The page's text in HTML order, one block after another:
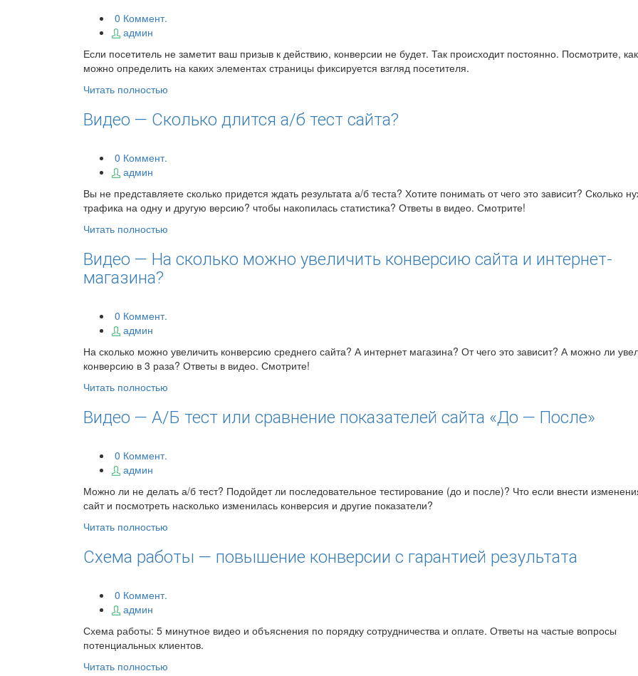
0 Коммент.
админ
Если посетитель не заметит ваш призыв к действию, конверсии не будет. Так происходит постоянно. Посмотрите, как
можно определить на каких элементах страницы фиксируется взгляд посетителя.
Читать полностью
Видео — Сколько длится а/б тест сайта?
0 Коммент.
админ
Вы не представляете сколько придется ждать результата а/б теста? Хотите понимать от чего это зависит? Сколько
трафика на одну и другую версию? чтобы накопилась статистика? Ответы в видео. Смотрите!
Читать полностью
Видео — На сколько можно увеличить конверсию сайта и интернет-
магазина?
0 Коммент.
админ
На сколько можно увеличить конверсию среднего сайта? А интернет магазина? От чего это зависит? А можно ли
конверсию в 3 раза? Ответы в видео. Смотрите!
Читать полностью
Видео — A/Б тест или сравнение показателей сайта «До — После»
0 Коммент.
админ
Можно ли не делать а/б тест? Подойдет ли последовательное тестирование (до и после)? Что если внести
сайт и посмотреть насколько изменилась конверсия и другие показатели?
Читать полностью
Схема работы — повышение конверсии с гарантией результата
0 Коммент.
админ
Схема работы: 5 минутное видео и объяснения по порядку сотрудничества и оплате. Ответы на частые вопросы
потенциальных клиентов.
Читать полностью